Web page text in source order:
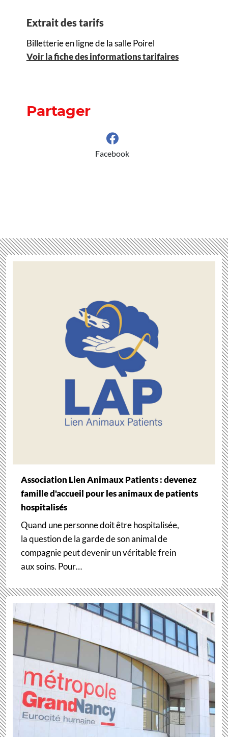
Extrait des tarifs
Billetterie en ligne de la salle Poirel
Voir la fiche des informations tarifaires
Partager
Facebook
Association Lien Animaux Patients : devenez
famille d'accueil pour les animaux de patients
hospitalisés
Quand une personne doit être hospitalisée,
la question de la garde de son animal de
compagnie peut devenir un véritable frein
aux soins. Pour…